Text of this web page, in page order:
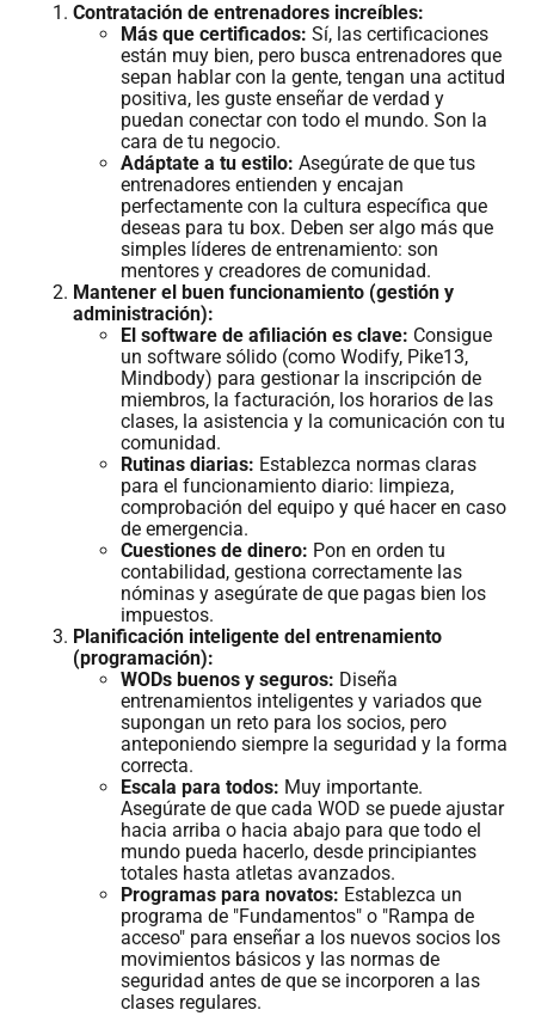
Contratación de entrenadores increíbles:
Más que certificados: Sí, las certificaciones
están muy bien, pero busca entrenadores que
sepan hablar con la gente, tengan una actitud
positiva, les guste enseñar de verdad y
puedan conectar con todo el mundo. Son la
cara de tu negocio.
Adáptate a tu estilo: Asegúrate de que tus
entrenadores entienden y encajan
perfectamente con la cultura específica que
deseas para tu box. Deben ser algo más que
simples líderes de entrenamiento: son
mentores y creadores de comunidad.
Mantener el buen funcionamiento (gestión y
administración):
El software de afiliación es clave: Consigue
un software sólido (como Wodify, Pike13,
Mindbody) para gestionar la inscripción de
miembros, la facturación, los horarios de las
clases, la asistencia y la comunicación con tu
comunidad.
Rutinas diarias: Establezca normas claras
para el funcionamiento diario: limpieza,
comprobación del equipo y qué hacer en caso
de emergencia.
Cuestiones de dinero: Pon en orden tu
contabilidad, gestiona correctamente las
nóminas y asegúrate de que pagas bien los
impuestos.
Planificación inteligente del entrenamiento
(programación):
WODs buenos y seguros: Diseña
entrenamientos inteligentes y variados que
supongan un reto para los socios, pero
anteponiendo siempre la seguridad y la forma
correcta.
Escala para todos: Muy importante.
Asegúrate de que cada WOD se puede ajustar
hacia arriba o hacia abajo para que todo el
mundo pueda hacerlo, desde principiantes
totales hasta atletas avanzados.
Programas para novatos: Establezca un
programa de "Fundamentos" o "Rampa de
acceso" para enseñar a los nuevos socios los
movimientos básicos y las normas de
seguridad antes de que se incorporen a las
clases regulares.